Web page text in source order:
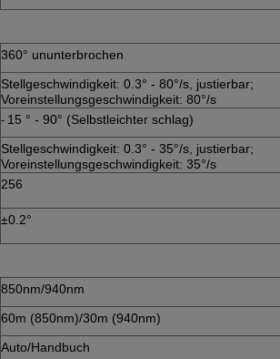
360° ununterbrochen
Stellgeschwindigkeit: 0.3° - 80°/s, justierbar;
Voreinstellungsgeschwindigkeit: 80°/s
- 15 ° - 90° (Selbstleichter schlag)
Stellgeschwindigkeit: 0.3° - 35°/s, justierbar;
Voreinstellungsgeschwindigkeit: 35°/s
256
±0.2°
850nm/940nm
60m (850nm)/30m (940nm)
Auto/Handbuch